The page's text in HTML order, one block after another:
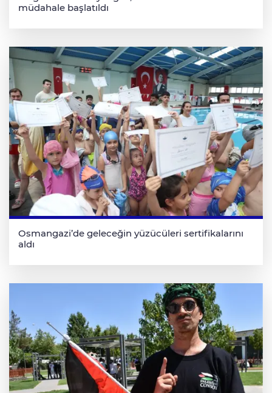
müdahale başlatıldı
Osmangazi’de geleceğin yüzücüleri sertifikalarını
aldı